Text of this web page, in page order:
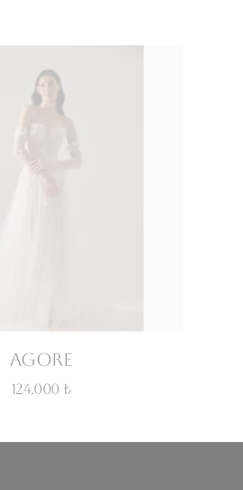
Agore
124.000 ₺